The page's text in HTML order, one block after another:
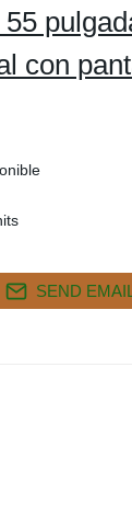
con
SEND